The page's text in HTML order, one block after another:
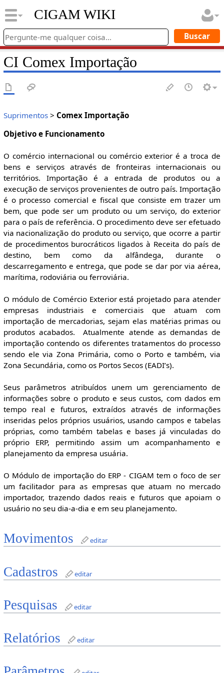
CIGAM WIKI
CI Comex Importação
Suprimentos> Comex Importação
Objetivo e Funcionamento
O comércio internacional ou comércio exterior é a troca de
bens e serviços através de fronteiras internacionais ou
territórios. Importação é a entrada de produtos ou a
execução de serviços provenientes de outro país. Importação
é o processo comercial e fiscal que consiste em trazer um
bem, que pode ser um produto ou um serviço, do exterior
para o país de referência. O procedimento deve ser efetuado
via nacionalização do produto ou serviço, que ocorre a partir
de procedimentos burocráticos ligados à Receita do país de
destino, bem como da alfândega, durante o
descarregamento e entrega, que pode se dar por via aérea,
marítima, rodoviária ou ferroviária.
O módulo de Comércio Exterior está projetado para atender
empresas industriais e comerciais que atuam com
importação de mercadorias, sejam elas matérias primas ou
produtos acabados. Atualmente atende as demandas de
importação contendo os diferentes tratamentos do processo
sendo ele via Zona Primária, como o Porto e também, via
Zona Secundária, como os Portos Secos (EADI’s).
Seus parâmetros atribuídos unem um gerenciamento de
informações sobre o produto e seus custos, com dados em
tempo real e futuros, extraídos através de informações
inseridas pelos próprios usuários, usando campos e tabelas
próprias, como também tabelas e bases já vinculadas do
próprio ERP, permitindo assim um acompanhamento e
planejamento da empresa usuária.
O Módulo de importação do ERP - CIGAM tem o foco de ser
um facilitador para as empresas que atuam no mercado
importador, trazendo dados reais e futuros que apoiam o
usuário no seu dia-a-dia e em seu planejamento.
Movimentos editar
Cadastros editar
Pesquisas editar
Relatórios editar